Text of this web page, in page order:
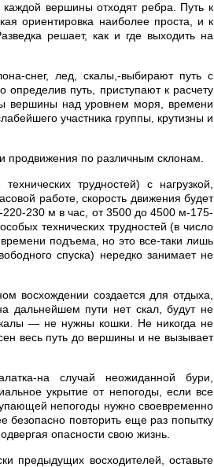
вершины отходят ребра. Путь к
ориентировка наиболее проста, и к
решает, как и где выходить на
снег, лед, скалы,-выбирают путь с
путь, приступают к расчету
вершины над уровнем моря, времени
участника группы, крутизны и
продвижения по различным склонам.
трудностей) с нагрузкой,
работе, скорость движения будет
230 м в час, от 3500 до 4500 м-175-
технических трудностей (в число
подъема, но это все-таки лишь
спуска) нередко занимает не
восхождении создается для отдыха,
дальнейшем пути нет скал, будут не
— не нужны кошки. Не никогда не
весь путь до вершины и не вызывает
на случай неожиданной бури,
укрытие от непогоды, если все
непогоды нужно своевременно
безопасно повторить еще раз попытку
опасности свою жизнь.
предыдущих восходителей, оставьте